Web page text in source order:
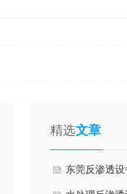
精选文章
东莞反渗透